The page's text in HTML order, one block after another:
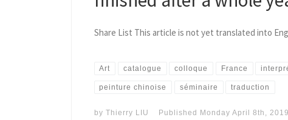
Share List This article is not yet translated into
Art catalogue colloque France
peinture chinoise séminaire traduction
by Thierry LIU Published Monday April 8th, 2019